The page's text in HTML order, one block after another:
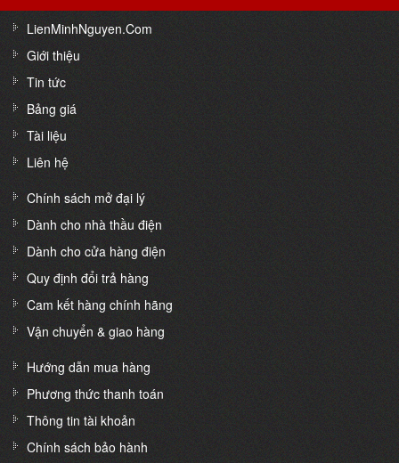
LienMinhNguyen.Com
Giới thiệu
Tin tức
Bảng giá
Tài liệu
Liên hệ
Chính sách mở đại lý
Dành cho nhà thầu điện
Dành cho cửa hàng điện
Quy định đổi trả hàng
Cam kết hàng chính hãng
Vận chuyển & giao hàng
Hướng dẫn mua hàng
Phương thức thanh toán
Thông tin tài khoản
Chính sách bảo hành